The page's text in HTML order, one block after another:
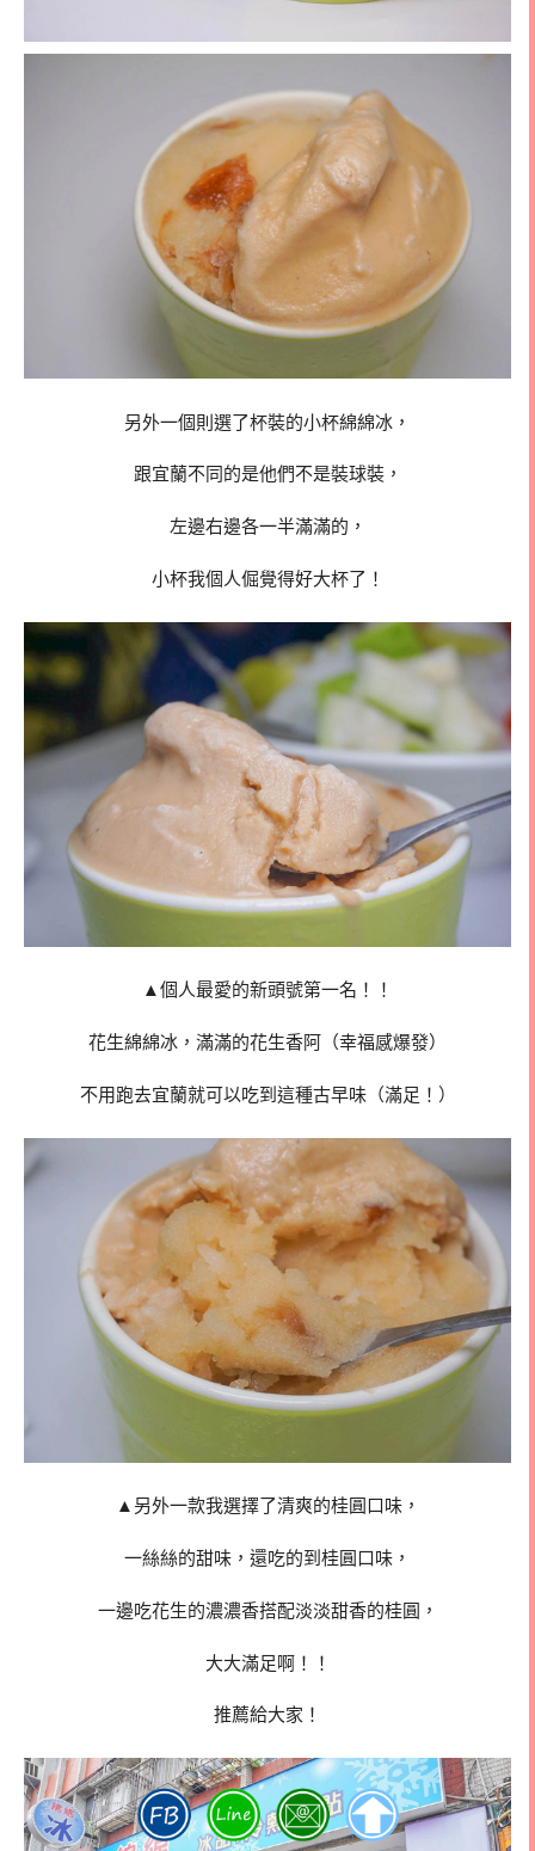
另外一個則選了杯裝的小杯綿綿冰，
跟宜蘭不同的是他們不是裝球裝，
左邊右邊各一半滿滿的，
小杯我個人倔覺得好大杯了！
▲個人最愛的新頭號第一名！！
花生綿綿冰，滿滿的花生香阿（幸福感爆發）
不用跑去宜蘭就可以吃到這種古早味（滿足！）
▲另外一款我選擇了清爽的桂圓口味，
一絲絲的甜味，還吃的到桂圓口味，
一邊吃花生的濃濃香搭配淡淡甜香的桂圓，
大大滿足啊！！
推薦給大家！